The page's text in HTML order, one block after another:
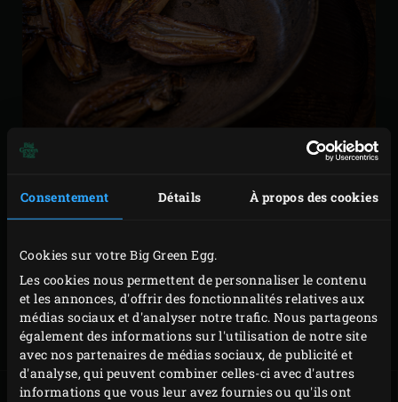
Consentement Détails À propos des cookies
Cookies sur votre Big Green Egg.
Les cookies nous permettent de personnaliser le contenu
et les annonces, d'offrir des fonctionnalités relatives aux
médias sociaux et d'analyser notre trafic. Nous partageons
également des informations sur l'utilisation de notre site
avec nos partenaires de médias sociaux, de publicité et
d'analyse, qui peuvent combiner celles-ci avec d'autres
informations que vous leur avez fournies ou qu'ils ont
RECETTES À COMBINER
viande ou de légumes et vont aussi très bien avec de
nombreux plats de poisson . Elles sont notamment
délicieuses avec :